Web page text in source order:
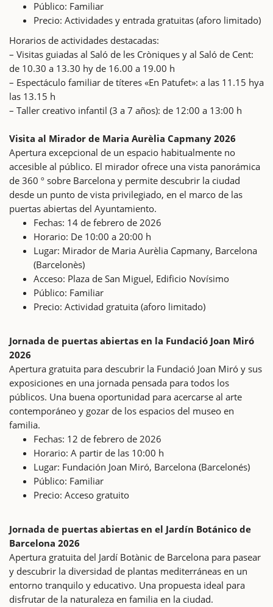
Público: Familiar
Precio: Actividades y entrada gratuitas (aforo limitado)
Horarios de actividades destacadas:
– Visitas guiadas al Saló de les Cròniques y al Saló de Cent:
de 10.30 a 13.30 hy de 16.00 a 19.00 h
– Espectáculo familiar de títeres «En Patufet»: a las 11.15 hya
las 13.15 h
– Taller creativo infantil (3 a 7 años): de 12:00 a 13:00 h
Visita al Mirador de Maria Aurèlia Capmany 2026
Apertura excepcional de un espacio habitualmente no
accesible al público. El mirador ofrece una vista panorámica
de 360 º sobre Barcelona y permite descubrir la ciudad
desde un punto de vista privilegiado, en el marco de las
puertas abiertas del Ayuntamiento.
Fechas: 14 de febrero de 2026
Horario: De 10:00 a 20:00 h
Lugar: Mirador de Maria Aurèlia Capmany, Barcelona
(Barcelonès)
Acceso: Plaza de San Miguel, Edificio Novísimo
Público: Familiar
Precio: Actividad gratuita (aforo limitado)
Jornada de puertas abiertas en la Fundació Joan Miró
2026
Apertura gratuita para descubrir la Fundació Joan Miró y sus
exposiciones en una jornada pensada para todos los
públicos. Una buena oportunidad para acercarse al arte
contemporáneo y gozar de los espacios del museo en
familia.
Fechas: 12 de febrero de 2026
Horario: A partir de las 10:00 h
Lugar: Fundación Joan Miró, Barcelona (Barcelonés)
Público: Familiar
Precio: Acceso gratuito
Jornada de puertas abiertas en el Jardín Botánico de
Barcelona 2026
Apertura gratuita del Jardí Botànic de Barcelona para pasear
y descubrir la diversidad de plantas mediterráneas en un
entorno tranquilo y educativo. Una propuesta ideal para
disfrutar de la naturaleza en familia en la ciudad.